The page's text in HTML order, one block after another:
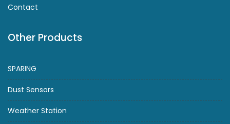
Contact
Other Products
SPARING
Dust Sensors
Weather Station